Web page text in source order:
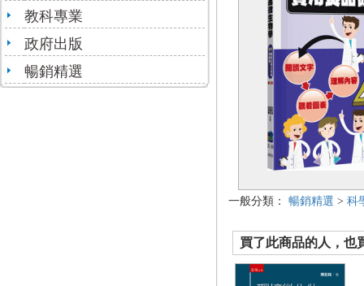
教科專業
政府出版
暢銷精選
一般分類： 暢銷精選 > 科
買了此商品的人，也